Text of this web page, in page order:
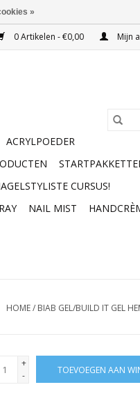
0 Artikelen - €0,00 Mijn
ACRYLPOEDER
CURSUS!
NAIL MIST
HOME/ BIAB GEL/BUILD IT GEL
+
-
TOEVOEGEN AAN
»